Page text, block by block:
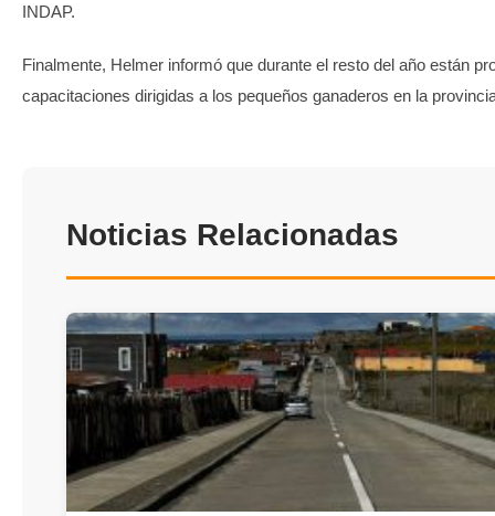
INDAP.
Finalmente, Helmer informó que durante el resto del año están
capacitaciones dirigidas a los pequeños ganaderos en la
Noticias Relacionadas